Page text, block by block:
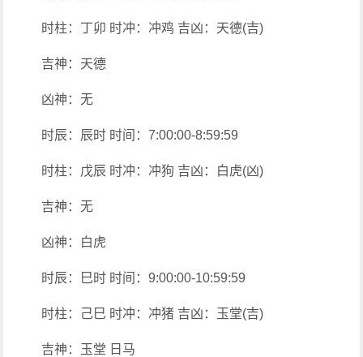
时柱：丁卯 时冲：冲鸡 吉凶：天德(吉)
吉神：天德
凶神：无
时辰：辰时 时间：7:00:00-8:59:59
时柱：戊辰 时冲：冲狗 吉凶：白虎(凶)
吉神：无
凶神：白虎
时辰：巳时 时间：9:00:00-10:59:59
时柱：己巳 时冲：冲猪 吉凶：玉堂(吉)
吉神：玉堂 日马